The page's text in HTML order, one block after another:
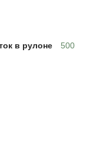
в рулоне
500